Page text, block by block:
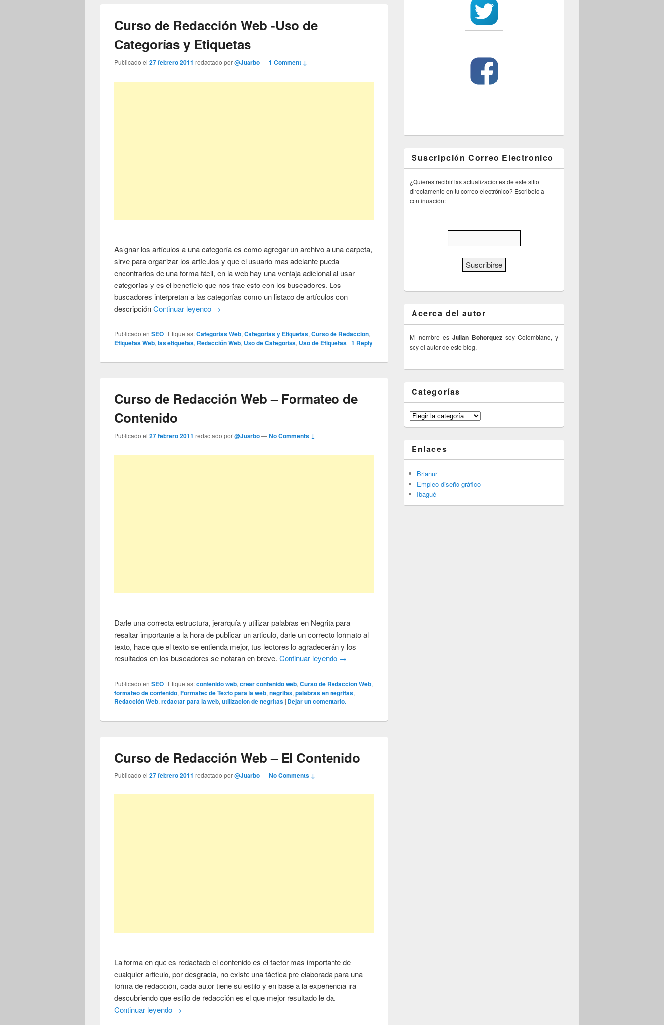
Curso de Redacción Web -Uso de
Categorías y Etiquetas
Publicado el27 febrero 2011 redactado por@Juarbo—1 Comment ↓
Asignar los artículos a una categoría es como agregar un archivo a una carpeta,
sirve para organizar los artículos y que el usuario mas adelante pueda
encontrarlos de una forma fácil, en la web hay una ventaja adicional al usar
categorías y es el beneficio que nos trae esto con los buscadores. Los
buscadores interpretan a las categorías como un listado de artículos con
descripciónContinuar leyendo →
Publicado en SEO | Etiquetas:Categorias Web,Categorias y Etiquetas,Curso de Redaccion,
Etiquetas Web,las etiquetas, Redacción Web, Uso de Categorias, Uso de Etiquetas |1 Reply
Curso de Redacción Web – Formateo de
Contenido
Publicado el27 febrero 2011 redactado por@Juarbo—No Comments ↓
Darle una correcta estructura, jerarquía y utilizar palabras en Negrita para
resaltar importante a la hora de publicar un articulo, darle un correcto formato al
texto, hace que el texto se entienda mejor, tus lectores lo agradecerán y los
resultados en los buscadores se notaran en breve.Continuar leyendo →
Publicado en SEO | Etiquetas:contenido web,crear contenido web,Curso de Redaccion Web,
formateo de contenido,Formateo de Texto para la web,negritas,palabras en negritas,
Redacción Web,redactar para la web,utilizacion de negritas | Dejar un comentario.
Curso de Redacción Web – El Contenido
Publicado el27 febrero 2011 redactado por@Juarbo—No Comments ↓
La forma en que es redactado el contenido es el factor mas importante de
cualquier articulo, por desgracia, no existe una táctica pre elaborada para una
forma de redacción, cada autor tiene su estilo y en base a la experiencia ira
descubriendo que estilo de redacción es el que mejor resultado le da.
Continuar leyendo →
Suscripción Correo Electronico
¿Quieres recibir las actualizaciones de este sitio
directamente en tu correo electrónico? Escribelo a
continuación:
Acerca del autor
Mi nombre es Julian Bohorquez soy Colombiano, y
soy el autor de este blog.
Categorías
Categorías
Enlaces
Brianur
Empleo diseño gráfico
Ibagué